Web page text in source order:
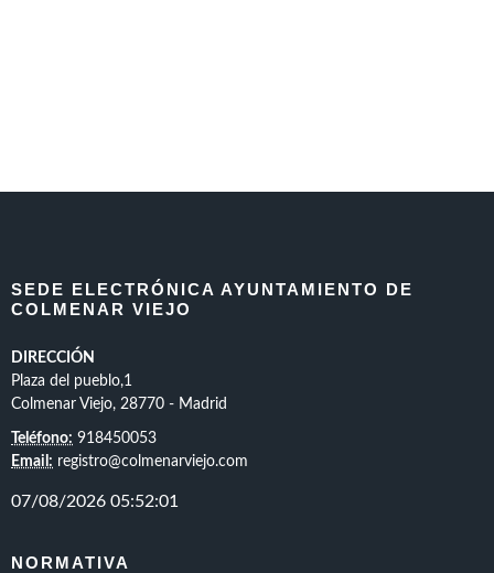
SEDE ELECTRÓNICA AYUNTAMIENTO DE
COLMENAR VIEJO
DIRECCIÓN
Plaza del pueblo,1
Colmenar Viejo, 28770 - Madrid
Teléfono: 918450053
Email: registro@colmenarviejo.com
NORMATIVA